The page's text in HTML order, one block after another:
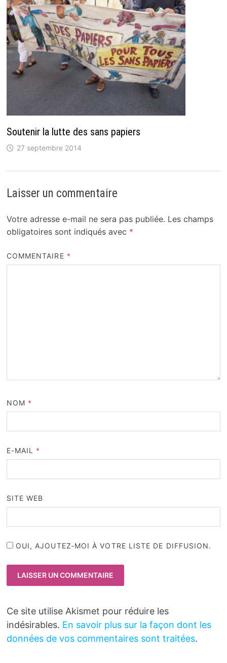
Soutenir la lutte des sans papiers
27 septembre 2014
Laisser un commentaire
Votre adresse e-mail ne sera pas publiée. Les champs
obligatoires sont indiqués avec *
COMMENTAIRE *
NOM *
E-MAIL *
SITE WEB
OUI, AJOUTEZ-MOI À VOTRE LISTE DE DIFFUSION.
Ce site utilise Akismet pour réduire les
indésirables. En savoir plus sur la façon dont les
données de vos commentaires sont traitées.